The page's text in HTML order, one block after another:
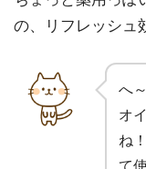
の、リフレッシュ
へ
オ
ね
て